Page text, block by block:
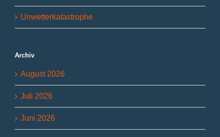
Unwetterkatastrophe
Archiv
August 2026
Juli 2026
Juni 2026